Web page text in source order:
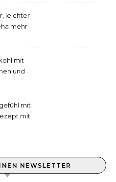
leichter
mehr
mit
und
mit
mit
NEWSLETTER